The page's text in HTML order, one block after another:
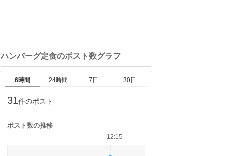
ハンバーグ定食のポスト数グラフ
6時間 24時間 7日 30日
31件のポスト
ポスト数の推移
12:15